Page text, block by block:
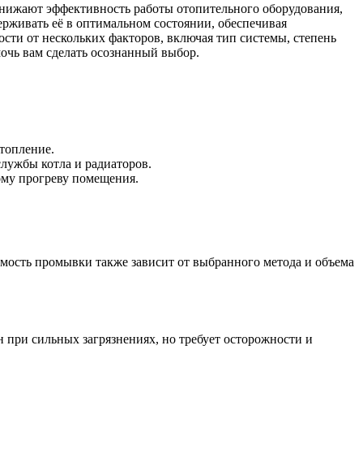
эффективность работы отопительного оборудования,
её в оптимальном состоянии, обеспечивая
от нескольких факторов, включая тип системы, степень
вам сделать осознанный выбор.
котла и радиаторов.
прогреву помещения.
промывки также зависит от выбранного метода и объема
сильных загрязнениях, но требует осторожности и